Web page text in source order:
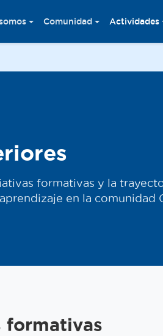
Comunidad Actividades
formativas y la
en la comunidad
formativas